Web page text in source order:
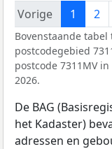
Vorige
1 2
Bovenstaande
postcodegebied
postcode 7311MV in
2026.
De BAG
het Kadaster)
adressen en